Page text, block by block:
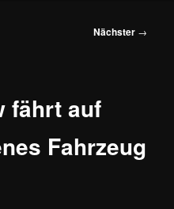
Nächster →
fährt auf
Fahrzeug